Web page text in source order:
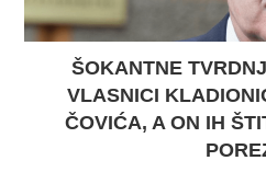
ŠOKANTNE
VLASNICI
ČOVIĆA, A ON IH